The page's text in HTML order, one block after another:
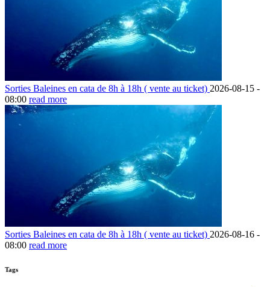
Sorties Baleines en cata de 8h à 18h ( vente au ticket) 2026-08-15 -
08:00 read more
Sorties Baleines en cata de 8h à 18h ( vente au ticket) 2026-08-16 -
08:00 read more
Tags